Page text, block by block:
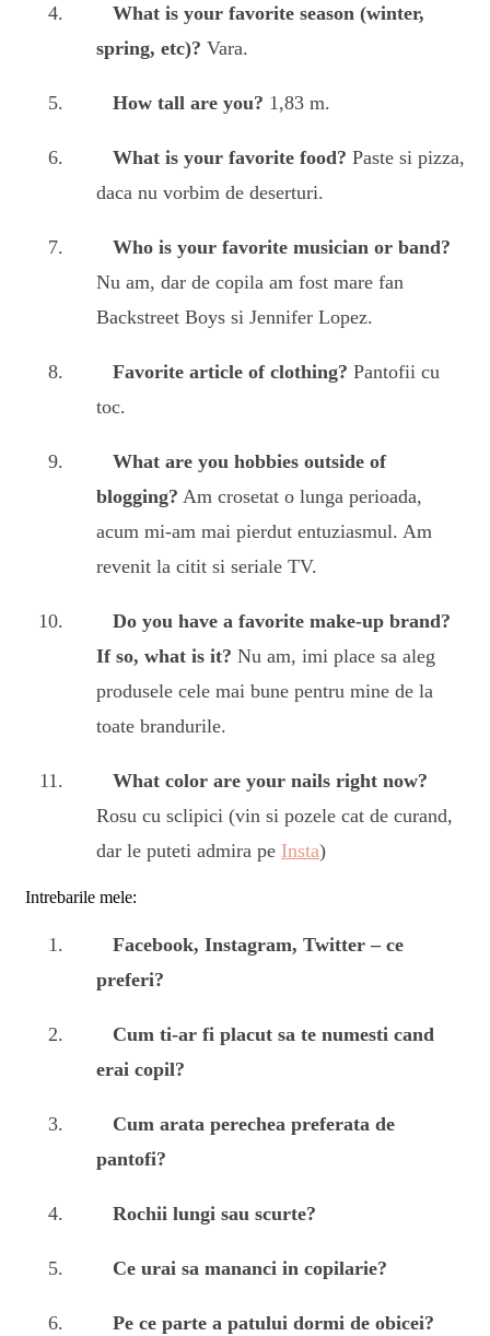
What is your favorite season (winter,
spring, etc)? Vara.
How tall are you? 1,83 m.
What is your favorite food? Paste si pizza,
daca nu vorbim de deserturi.
Who is your favorite musician or band?
Nu am, dar de copila am fost mare fan
Backstreet Boys si Jennifer Lopez.
Favorite article of clothing? Pantofii cu
toc.
What are you hobbies outside of
blogging? Am crosetat o lunga perioada,
acum mi-am mai pierdut entuziasmul. Am
revenit la citit si seriale TV.
Do you have a favorite make-up brand?
If so, what is it? Nu am, imi place sa aleg
produsele cele mai bune pentru mine de la
toate brandurile.
What color are your nails right now?
Rosu cu sclipici (vin si pozele cat de curand,
dar le puteti admira pe Insta)
Intrebarile mele:
Facebook, Instagram, Twitter – ce
preferi?
Cum ti-ar fi placut sa te numesti cand
erai copil?
Cum arata perechea preferata de
pantofi?
Rochii lungi sau scurte?
Ce urai sa mananci in copilarie?
Pe ce parte a patului dormi de obicei?